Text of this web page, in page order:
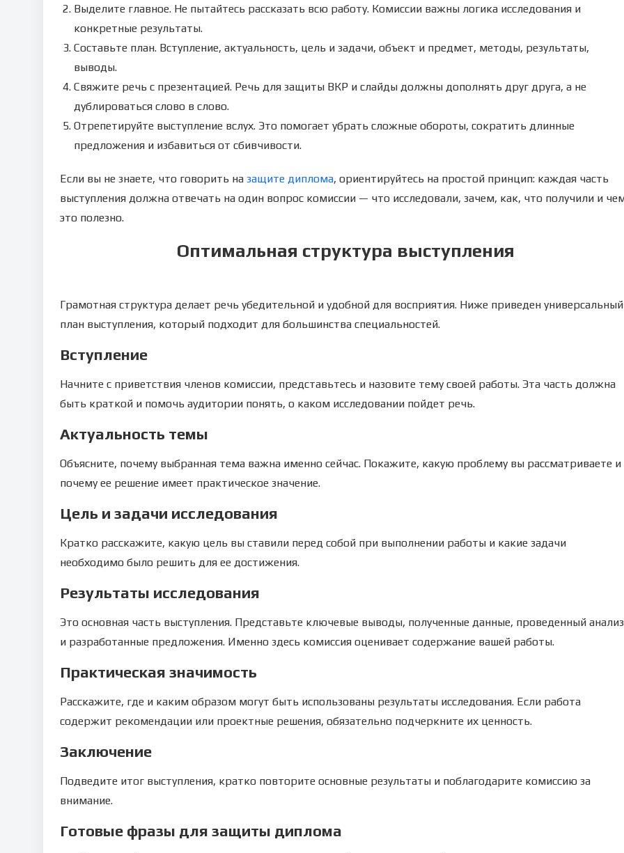
Выделите главное. Не пытайтесь рассказать всю работу. Комиссии важны логика исследования и
конкретные результаты.
Составьте план. Вступление, актуальность, цель и задачи, объект и предмет, методы, результаты,
выводы.
Свяжите речь с презентацией. Речь для защиты ВКР и слайды должны дополнять друг друга, а не
дублироваться слово в слово.
Отрепетируйте выступление вслух. Это помогает убрать сложные обороты, сократить длинные
предложения и избавиться от сбивчивости.
Если вы не знаете, что говорить на защите диплома, ориентируйтесь на простой принцип: каждая часть
выступления должна отвечать на один вопрос комиссии — что исследовали, зачем, как, что получили и
это полезно.
Оптимальная структура выступления
Грамотная структура делает речь убедительной и удобной для восприятия. Ниже приведен универсальный
план выступления, который подходит для большинства специальностей.
Вступление
Начните с приветствия членов комиссии, представьтесь и назовите тему своей работы. Эта часть должна
быть краткой и помочь аудитории понять, о каком исследовании пойдет речь.
Актуальность темы
Объясните, почему выбранная тема важна именно сейчас. Покажите, какую проблему вы рассматриваете и
почему ее решение имеет практическое значение.
Цель и задачи исследования
Кратко расскажите, какую цель вы ставили перед собой при выполнении работы и какие задачи
необходимо было решить для ее достижения.
Результаты исследования
Это основная часть выступления. Представьте ключевые выводы, полученные данные, проведенный анализ
и разработанные предложения. Именно здесь комиссия оценивает содержание вашей работы.
Практическая значимость
Расскажите, где и каким образом могут быть использованы результаты исследования. Если работа
содержит рекомендации или проектные решения, обязательно подчеркните их ценность.
Заключение
Подведите итог выступления, кратко повторите основные результаты и поблагодарите комиссию за
внимание.
Готовые фразы для защиты диплома